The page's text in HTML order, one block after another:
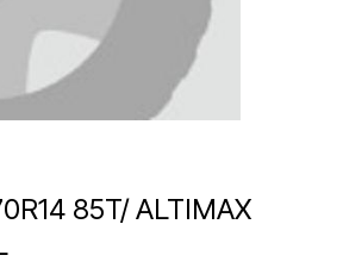
85T/ ALTIMAX